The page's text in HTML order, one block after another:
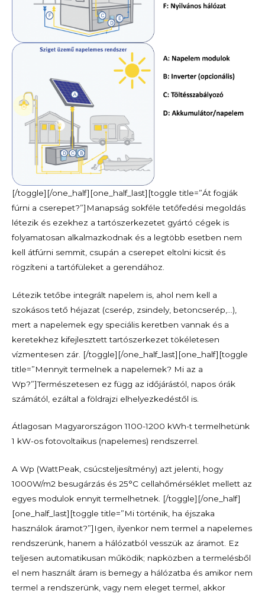
[/toggle][/one_half][one_half_last][toggle title=”Át fogják
fúrni a cserepet?”]Manapság sokféle tetőfedési megoldás
létezik és ezekhez a tartószerkezetet gyártó cégek is
folyamatosan alkalmazkodnak és a legtöbb esetben nem
kell átfúrni semmit, csupán a cserepet eltolni kicsit és
rögzíteni a tartófüleket a gerendához.
Létezik tetőbe integrált napelem is, ahol nem kell a
szokásos tető héjazat (cserép, zsindely, betoncserép,…),
mert a napelemek egy speciális keretben vannak és a
keretekhez kifejlesztett tartószerkezet tökéletesen
vízmentesen zár. [/toggle][/one_half_last][one_half][toggle
title=”Mennyit termelnek a napelemek? Mi az a
Wp?”]Természetesen ez függ az időjárástól, napos órák
számától, ezáltal a földrajzi elhelyezkedéstől is.
Átlagosan Magyarországon 1100-1200 kWh-t termelhetünk
1 kW-os fotovoltaikus (napelemes) rendszerrel.
A Wp (WattPeak, csúcsteljesítmény) azt jelenti, hogy
1000W/m2 besugárzás és 25°C cellahőmérséklet mellett az
egyes modulok ennyit termelhetnek. [/toggle][/one_half]
[one_half_last][toggle title=”Mi történik, ha éjszaka
használok áramot?”]Igen, ilyenkor nem termel a napelemes
rendszerünk, hanem a hálózatból vesszük az áramot. Ez
teljesen automatikusan működik; napközben a termelésből
el nem használt áram is bemegy a hálózatba és amikor nem
termel a rendszerünk, vagy nem eleget termel, akkor